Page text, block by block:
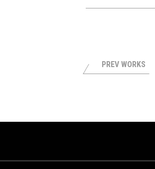
PREV WORKS